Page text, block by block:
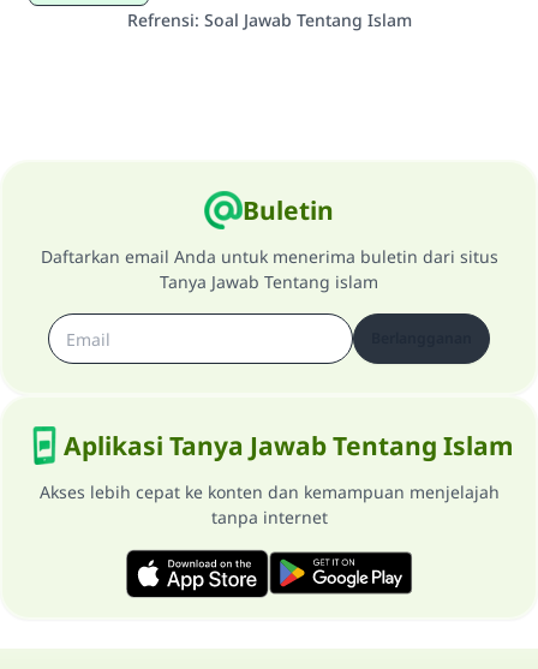
Refrensi: Soal Jawab Tentang Islam
Buletin
Daftarkan email Anda untuk menerima buletin dari situs
Tanya Jawab Tentang islam
Aplikasi Tanya Jawab Tentang Islam
Akses lebih cepat ke konten dan kemampuan menjelajah
tanpa internet